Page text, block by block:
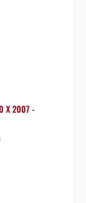
X 2007 -